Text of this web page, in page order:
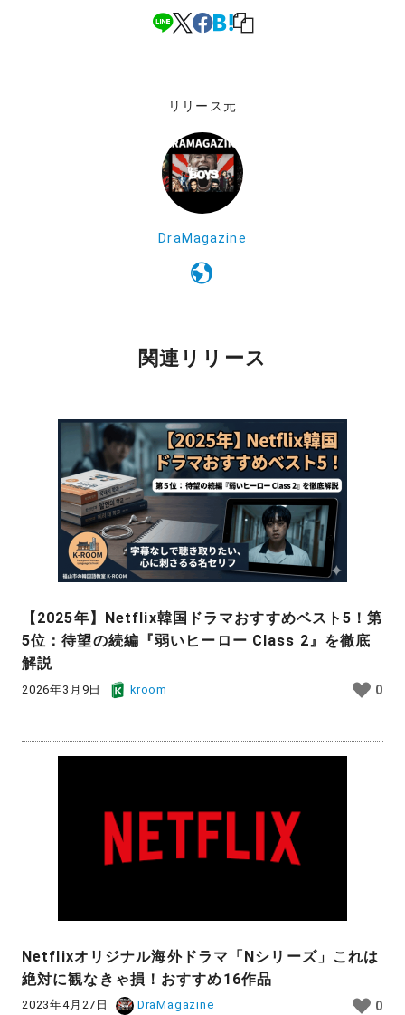
リリース元
DraMagazine
関連リリース
【2025年】Netflix韓国ドラマおすすめベスト5！第
5位：待望の続編『弱いヒーロー Class 2』を徹底
解説
2026年3月9日 kroom 0
Netflixオリジナル海外ドラマ「Nシリーズ」これは
絶対に観なきゃ損！おすすめ16作品
2023年4月27日 DraMagazine 0